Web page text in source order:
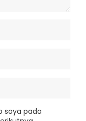
saya pada